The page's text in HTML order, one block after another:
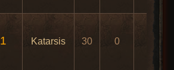
1 Katarsis 30 0